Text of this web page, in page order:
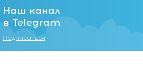
Наш канал
в Telegram
Подписаться